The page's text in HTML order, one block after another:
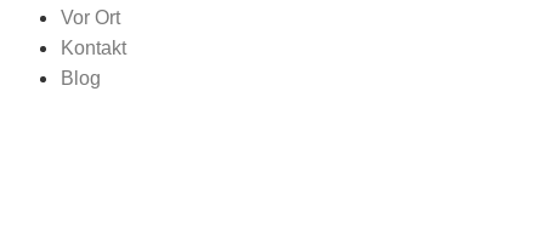
Vor Ort
Kontakt
Blog